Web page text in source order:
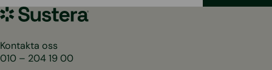
Sustera
Sweden
Kontakta oss
010 – 204 19 00